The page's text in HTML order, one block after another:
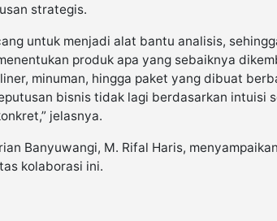
strategis.
untuk menjadi alat bantu analisis,
produk apa yang sebaiknya
minuman, hingga paket yang dibuat
bisnis tidak lagi berdasarkan intuisi
jelasnya.
Banyuwangi, M. Rifal Haris,
kolaborasi ini.